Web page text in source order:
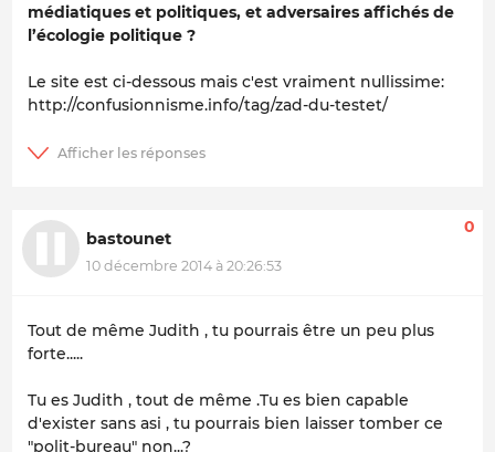
médiatiques et politiques, et adversaires affichés de
l’écologie politique ?
Le site est ci-dessous mais c'est vraiment nullissime:
http://confusionnisme.info/tag/zad-du-testet/
bastounet
10 décembre 2014 à 20:26:53
0
Tout de même Judith , tu pourrais être un peu plus
forte.....
Tu es Judith , tout de même .Tu es bien capable
d'exister sans asi , tu pourrais bien laisser tomber ce
"polit-bureau" non...?